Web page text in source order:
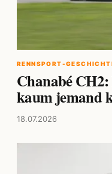
RENNSPORT-
Chanabé
kaum jemand
18.07.2026